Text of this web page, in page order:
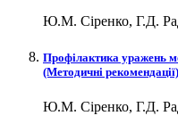
Ю.М. Сіренко, Г.Д.
Профілактика уражень
(Методичні рекомендації)
Ю.М. Сіренко, Г.Д.